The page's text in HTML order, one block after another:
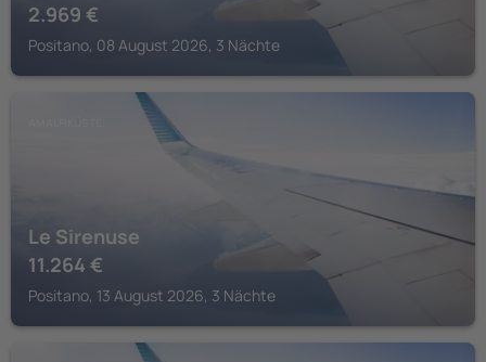
2.969 €
Positano, 08 August 2026, 3 Nächte
Le Sirenuse
11.264 €
Positano, 13 August 2026, 3 Nächte